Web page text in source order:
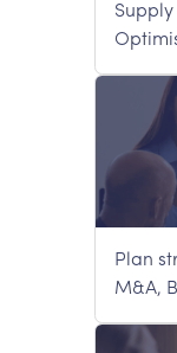
Plan
M&A,